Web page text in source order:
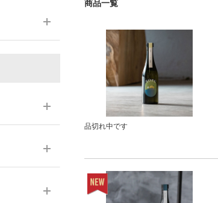
商品一覧
品切れ中です